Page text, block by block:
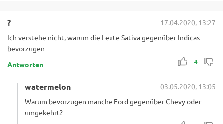
?
17.04.2020, 13:27
Ich verstehe nicht, warum die Leute Sativa gegenüber Indicas
bevorzugen
4
Antworten
watermelon
03.05.2020, 13:05
Warum bevorzugen manche Ford gegenüber Chevy oder
umgekehrt?